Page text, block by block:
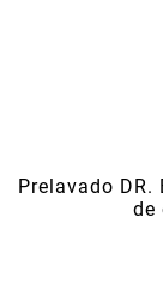
Prelavado DR.
de